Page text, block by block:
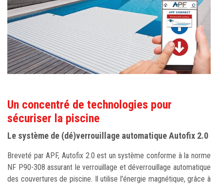
Un concentré de technologies pour
sécuriser la piscine
Le système de (dé)verrouillage automatique Autofix 2.0
Breveté par APF, Autofix 2.0 est un système conforme à la norme
NF P90-308 assurant le verrouillage et déverrouillage automatique
des couvertures de piscine. Il utilise l'énergie magnétique, grâce à